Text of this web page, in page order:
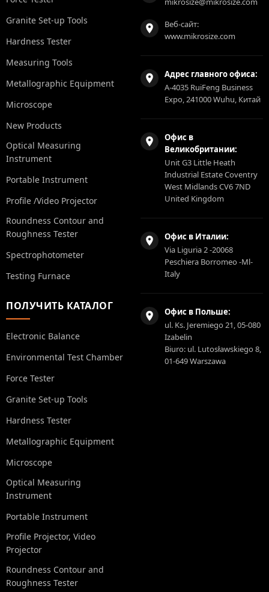
Granite Set-up Tools
Hardness Tester
Measuring Tools
Metallographic Equipment
Microscope
New Products
Optical Measuring
Instrument
Portable Instrument
Profile /Video Projector
Roundness Contour and
Roughness Tester
Spectrophotometer
Testing Furnace
ПОЛУЧИТЬ КАТАЛОГ
Electronic Balance
Environmental Test Chamber
Force Tester
Granite Set-up Tools
Hardness Tester
Metallographic Equipment
Microscope
Optical Measuring
Instrument
Portable Instrument
Profile Projector, Video
Projector
Roundness Contour and
Roughness Tester
Веб-сайт:
www.mikrosize.com
Адрес главного офиса:
A-4035 RuiFeng Business
Expo, 241000 Wuhu, Китай
Офис в
Великобритании:
Unit G3 Little Heath
Industrial Estate Coventry
West Midlands CV6 7ND
United Kingdom
Офис в Италии:
Via Liguria 2 -20068
Peschiera Borromeo -Ml-
Italy
Офис в Польше:
ul. Ks. Jeremiego 21, 05-080
Izabelin
Biuro: ul. Lutosławskiego 8,
01-649 Warszawa